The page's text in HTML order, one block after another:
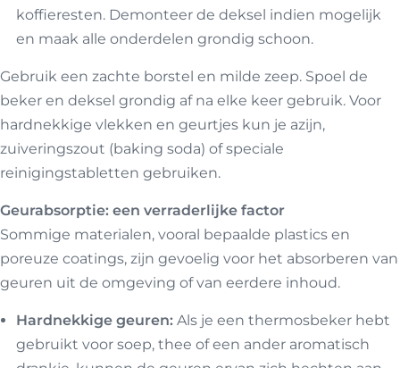
koffieresten. Demonteer de deksel indien mogelijk
en maak alle onderdelen grondig schoon.
Gebruik een zachte borstel en milde zeep. Spoel de
beker en deksel grondig af na elke keer gebruik. Voor
hardnekkige vlekken en geurtjes kun je azijn,
zuiveringszout (baking soda) of speciale
reinigingstabletten gebruiken.
Geurabsorptie: een verraderlijke factor
Sommige materialen, vooral bepaalde plastics en
poreuze coatings, zijn gevoelig voor het absorberen van
geuren uit de omgeving of van eerdere inhoud.
Hardnekkige geuren: Als je een thermosbeker hebt
gebruikt voor soep, thee of een ander aromatisch